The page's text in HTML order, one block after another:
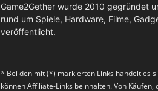
Game2Gether wurde 2010 gegründet
rund um Spiele, Hardware, Filme,
veröffentlicht.
* Bei den mit (*) markierten Links handelt es
können Affiliate-Links beinhalten. Von